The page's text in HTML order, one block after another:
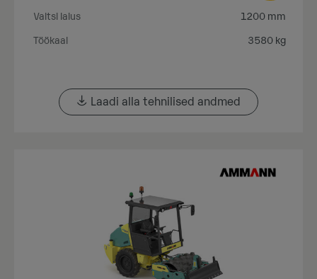
Valtsi laius
1200 mm
Töökaal
3580 kg
Laadi alla tehnilised andmed